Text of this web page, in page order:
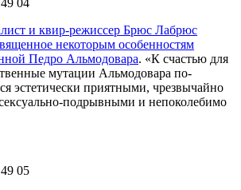
и квир-режиссер Брюс Лабрюс
некоторым особенностям
Педро Альмодовара. «К счастью для
мутации Альмодовара по-
эстетически приятными, чрезвычайно
подрывными и непоколебимо